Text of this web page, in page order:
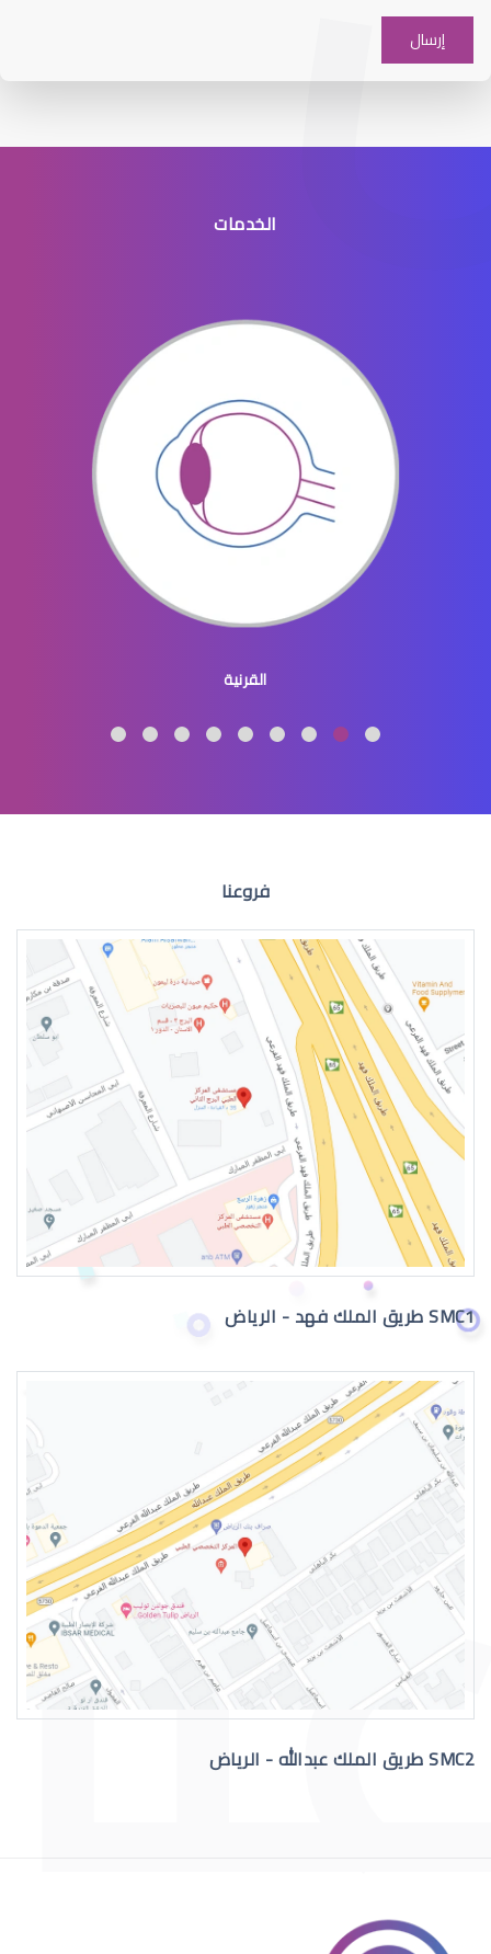
افضل طبيب عيون جنوب الرياض
افضل دكتور عيون في النسيم
طبيب عيون اطفال
طبيب عيون اطفال في الرياض
دكتور عيون
دكتور عيون واتس اب
رقم دكتور عيون للاستشاره
الخدمات
القرنية
فروعنا
SMC1 طريق الملك فهد - الرياض
SMC2 طريق الملك عبدالله - الرياض